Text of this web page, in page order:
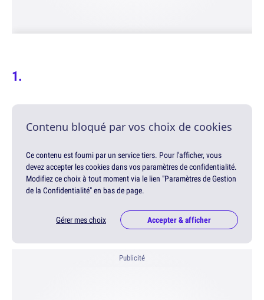
Contenu bloqué par vos choix de cookies
Ce contenu est fourni par un service tiers. Pour l'afficher, vous
devez accepter les cookies dans vos paramètres de confidentialité.
Modifiez ce choix à tout moment via le lien "Paramètres de Gestion
de la Confidentialité" en bas de page.
Gérer mes choix Accepter & afficher
Publicité